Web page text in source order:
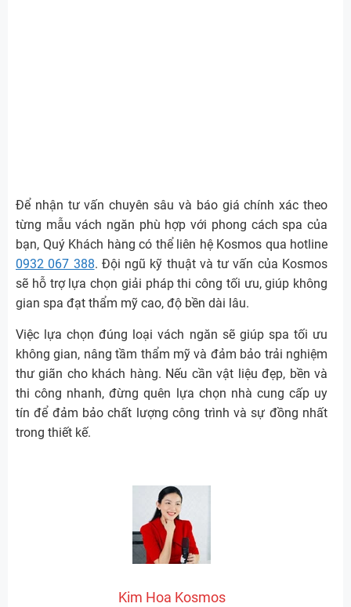
Để nhận tư vấn chuyên sâu và báo giá chính xác theo
từng mẫu vách ngăn phù hợp với phong cách spa của
bạn, Quý Khách hàng có thể liên hệ Kosmos qua hotline
0932 067 388. Đội ngũ kỹ thuật và tư vấn của Kosmos
sẽ hỗ trợ lựa chọn giải pháp thi công tối ưu, giúp không
gian spa đạt thẩm mỹ cao, độ bền dài lâu.
Việc lựa chọn đúng loại vách ngăn sẽ giúp spa tối ưu
không gian, nâng tầm thẩm mỹ và đảm bảo trải nghiệm
thư giãn cho khách hàng. Nếu cần vật liệu đẹp, bền và
thi công nhanh, đừng quên lựa chọn nhà cung cấp uy
tín để đảm bảo chất lượng công trình và sự đồng nhất
trong thiết kế.
Kim Hoa Kosmos